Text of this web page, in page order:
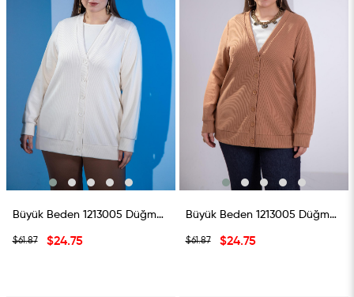
Büyük Beden 1213005 Düğme Detaylı Triko Hırka Ekru
$24.75
$61.87
Büyük Beden 1213005 Düğme Detaylı Triko Hırka Taba
$24.75
$61.87